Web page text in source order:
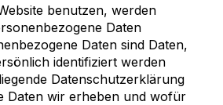
benutzen, werden
Daten
Daten sind Daten,
identifiziert werden
Datenschutzerklärung
Daten wir erheben und wofür